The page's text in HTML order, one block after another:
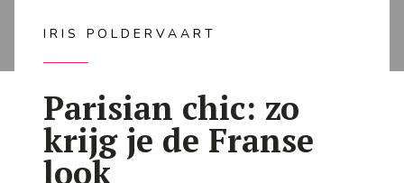
IRIS POLDERVAART
Parisian chic: zo
krijg je de Franse
look